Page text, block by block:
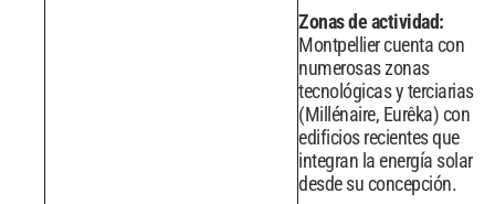
Zonas de actividad:
Montpellier cuenta con
numerosas zonas
tecnológicas y terciarias
(Millénaire, Eurêka) con
edificios recientes que
integran la energía solar
desde su concepción.